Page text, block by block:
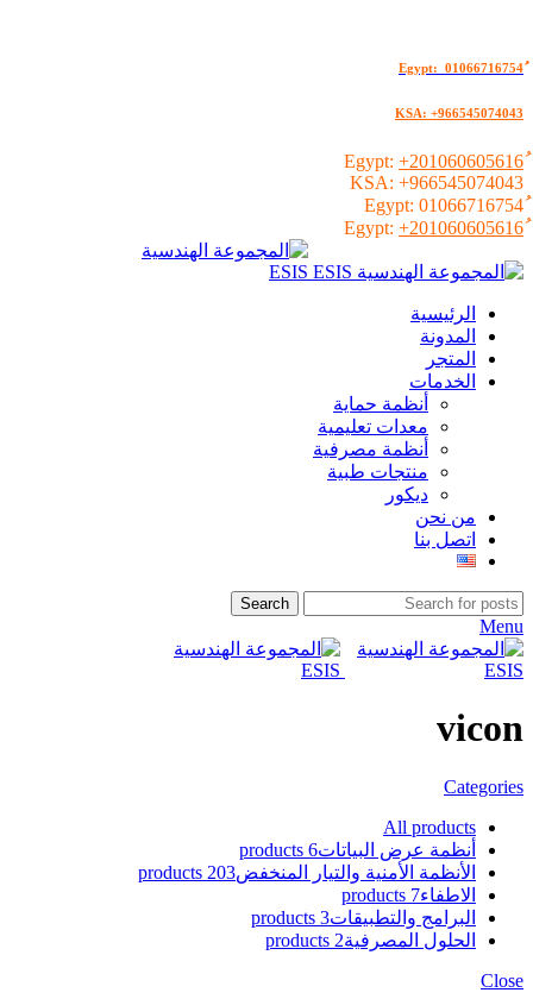
KSA: +966545074043
+201060605616
KSA: +966545074043
01066716754
+201060605616
الرئيسية
المدونة
المتجر
الخدمات
أنظمة حماية
معدات تعليمية
أنظمة مصرفية
منتجات طبية
ديكور
من نحن
اتصل بنا
Search
Menu
vicon
Categories
All products
أنظمة عرض البياتات6 products
الأنظمة الأمنية والتيار المنخفض203 products
الاطفاء7 products
البرامج والتطبيقات3 products
الحلول المصرفية2 products
Close